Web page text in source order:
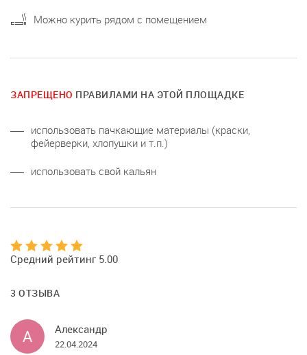
Можно курить рядом с помещением
ЗАПРЕЩЕНО ПРАВИЛАМИ НА ЭТОЙ ПЛОЩАДКЕ
использовать пачкающие материалы (краски,
фейерверки, хлопушки и т.п.)
использовать свой кальян
Средний рейтинг 5.00
3 ОТЗЫВА
А Александр
22.04.2024